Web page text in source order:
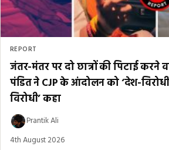
REPORT
जंतर-मंतर पर दो छात्रों की पिटाई करने
पंडित ने CJP के आंदोलन को ‘देश-
विरोधी’ कहा
Prantik Ali
4th August 2026